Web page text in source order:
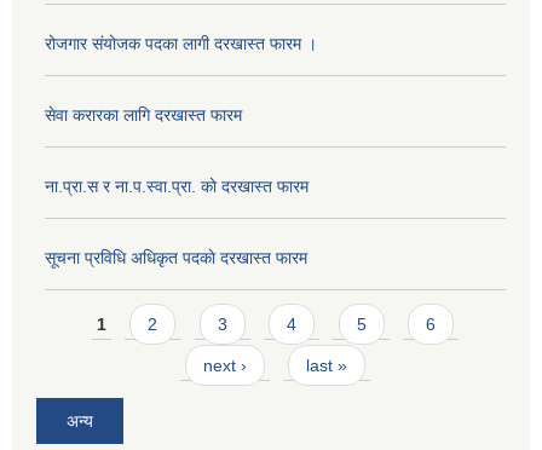
रोजगार संयोजक पदका लागी दरखास्त फारम ।
सेवा करारका लागि दरखास्त फारम
ना‍.प्रा.स र ना.प.स्वा.प्रा. काे दरखास्त फारम
सूचना प्रविधि अधिकृत पदकाे दरखास्त फारम
Pages
1 2 3 4 5 6
next › last »
अन्य